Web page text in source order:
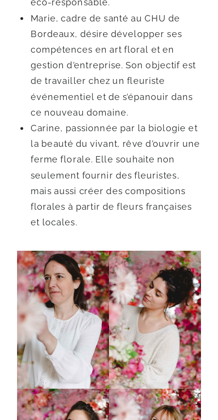
éco-responsable.
Marie, cadre de santé au CHU de
Bordeaux, désire développer ses
compétences en art floral et en
gestion d’entreprise. Son objectif est
de travailler chez un fleuriste
événementiel et de s’épanouir dans
ce nouveau domaine.
Carine, passionnée par la biologie et
la beauté du vivant, rêve d’ouvrir une
ferme florale. Elle souhaite non
seulement fournir des fleuristes,
mais aussi créer des compositions
florales à partir de fleurs françaises
et locales.